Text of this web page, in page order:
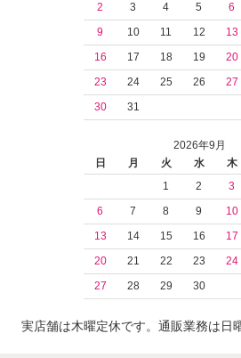
2
3 4 5 6
9
10 11 12 13
16
17 18 19 20
23
24 25 26 27
30
31
2026年9月
日
月 火 水 木
1
2 3
6
7 8 9 10
13
14 15 16 17
20
21 22 23 24
27
28 29 30
実店舗は木曜定休です。通販業務は日